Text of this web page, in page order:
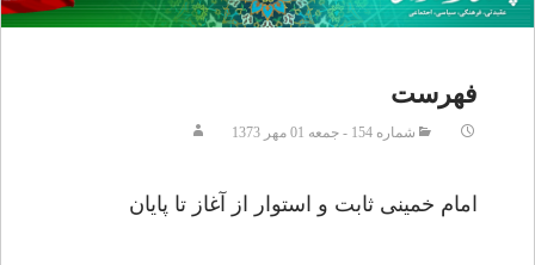
فهرست
شماره 154 - جمعه 01 مهر 1373
امام خمینی ثابت و استوار از آغاز تا پایان